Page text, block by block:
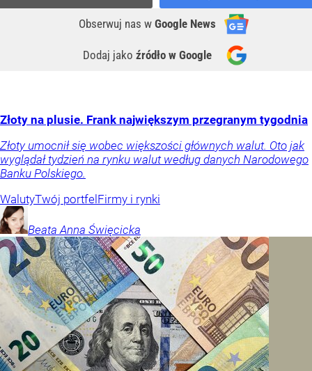
Obserwuj nas w Google News
Dodaj jako źródło w Google
Złoty na plusie. Frank największym przegranym tygodnia
Złoty umocnił się wobec większości głównych walut. Oto jak
wyglądał tydzień na rynku walut według danych Narodowego
Banku Polskiego.
WalutyTwój portfelFirmy i rynki
Beata Anna Święcicka